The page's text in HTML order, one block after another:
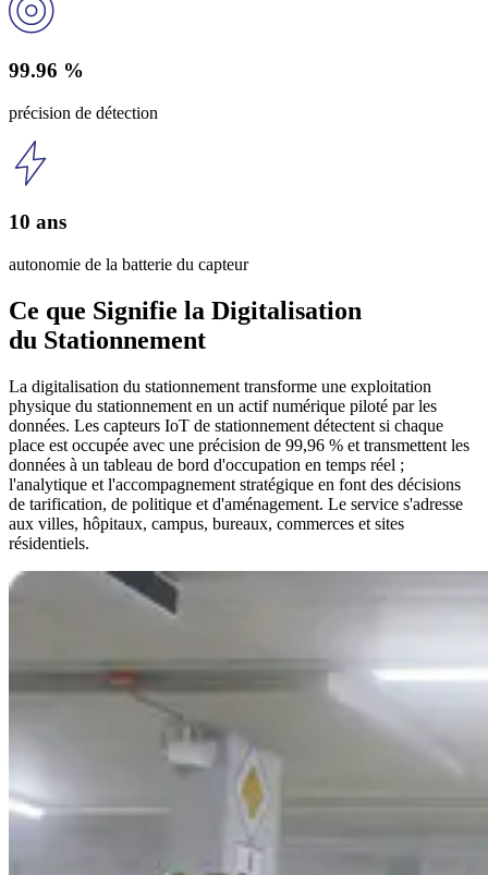
99.96 %
précision de détection
10 ans
autonomie de la batterie du capteur
Ce que Signifie la Digitalisation
du Stationnement
La digitalisation du stationnement transforme une exploitation
physique du stationnement en un actif numérique piloté par les
données. Les capteurs IoT de stationnement détectent si chaque
place est occupée avec une précision de 99,96 % et transmettent les
données à un tableau de bord d'occupation en temps réel ;
l'analytique et l'accompagnement stratégique en font des décisions
de tarification, de politique et d'aménagement. Le service s'adresse
aux villes, hôpitaux, campus, bureaux, commerces et sites
résidentiels.